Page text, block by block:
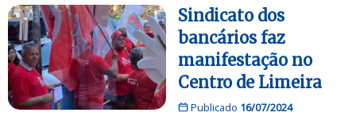
Sindicato dos
bancários faz
manifestação no
Centro de Limeira
Publicado 16/07/2024